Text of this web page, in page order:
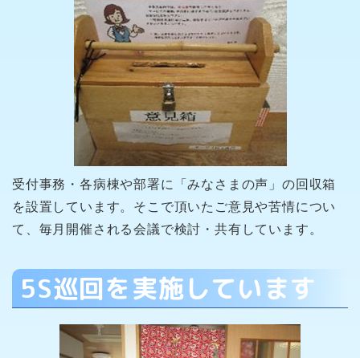
受付事務・各病棟や部署に「みなさまの声」の回収箱
を設置しています。そこで頂いたご意見や苦情につい
て、毎月開催される会議で検討・共有しています。
5S巡回を実施しています